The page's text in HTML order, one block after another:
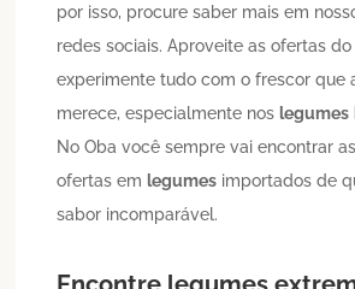
por isso, procure saber mais em
redes sociais. Aproveite as ofertas do
experimente tudo com o frescor que
merece, especialmente nos legumes
No Oba você sempre vai encontrar
ofertas em legumes importados de
sabor incomparável.